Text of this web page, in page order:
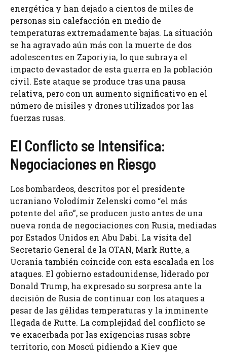
energética y han dejado a cientos de miles de
personas sin calefacción en medio de
temperaturas extremadamente bajas. La situación
se ha agravado aún más con la muerte de dos
adolescentes en Zaporiyia, lo que subraya el
impacto devastador de esta guerra en la población
civil. Este ataque se produce tras una pausa
relativa, pero con un aumento significativo en el
número de misiles y drones utilizados por las
fuerzas rusas.
El Conflicto se Intensifica:
Negociaciones en Riesgo
Los bombardeos, descritos por el presidente
ucraniano Volodímir Zelenski como “el más
potente del año”, se producen justo antes de una
nueva ronda de negociaciones con Rusia, mediadas
por Estados Unidos en Abu Dabi. La visita del
Secretario General de la OTAN, Mark Rutte, a
Ucrania también coincide con esta escalada en los
ataques. El gobierno estadounidense, liderado por
Donald Trump, ha expresado su sorpresa ante la
decisión de Rusia de continuar con los ataques a
pesar de las gélidas temperaturas y la inminente
llegada de Rutte. La complejidad del conflicto se
ve exacerbada por las exigencias rusas sobre
territorio, con Moscú pidiendo a Kiev que